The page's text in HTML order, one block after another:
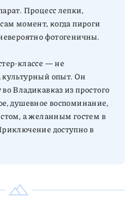
Процесс лепки,
момент, когда пироги
классе — не
опыт. Он
Владикавказ из простого
душевное воспоминание,
а желанным гостем в
доступно в